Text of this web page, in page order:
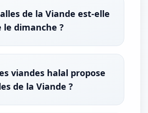
de la Viande est-elle
dimanche ?
viandes halal propose
de la Viande ?